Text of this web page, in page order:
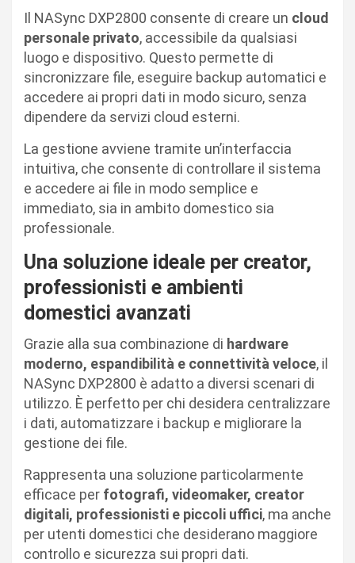
Il NASync DXP2800 consente di creare un cloud
personale privato, accessibile da qualsiasi
luogo e dispositivo. Questo permette di
sincronizzare file, eseguire backup automatici e
accedere ai propri dati in modo sicuro, senza
dipendere da servizi cloud esterni.
La gestione avviene tramite un’interfaccia
intuitiva, che consente di controllare il sistema
e accedere ai file in modo semplice e
immediato, sia in ambito domestico sia
professionale.
Una soluzione ideale per creator,
professionisti e ambienti
domestici avanzati
Grazie alla sua combinazione di hardware
moderno, espandibilità e connettività veloce, il
NASync DXP2800 è adatto a diversi scenari di
utilizzo. È perfetto per chi desidera centralizzare
i dati, automatizzare i backup e migliorare la
gestione dei file.
Rappresenta una soluzione particolarmente
efficace per fotografi, videomaker, creator
digitali, professionisti e piccoli uffici, ma anche
per utenti domestici che desiderano maggiore
controllo e sicurezza sui propri dati.